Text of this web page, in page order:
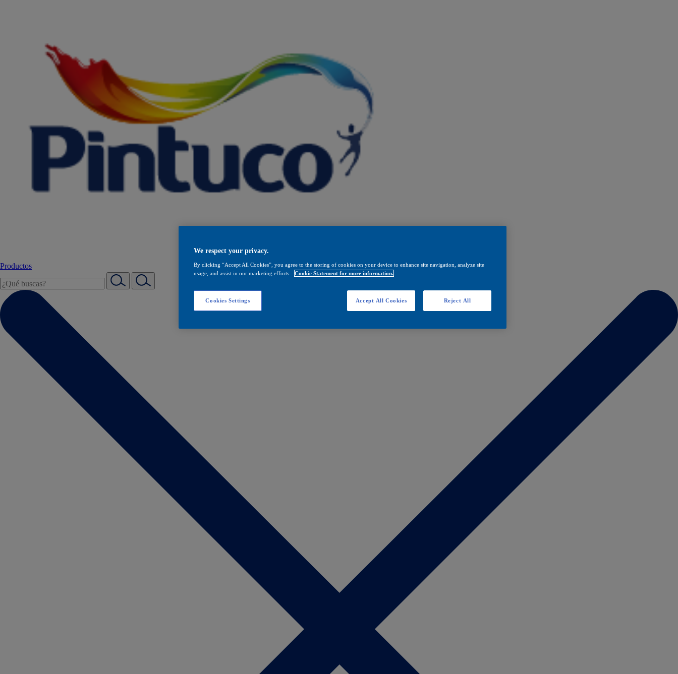
Productos
We respect your privacy.
By clicking “Accept All Cookies”, you agree to the storing of cookies on your device to enhance site navigation, analyze site
usage, and assist in our marketing efforts.
Cookie Statement for more information.
Cookies Settings Reject All
Accept All Cookies